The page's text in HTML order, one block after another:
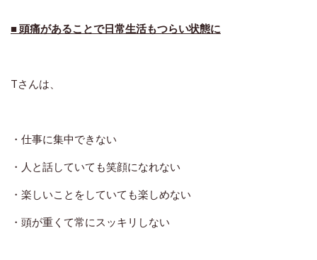
■ 頭痛があることで日常生活もつらい状態に
Tさんは、
・仕事に集中できない
・人と話していても笑顔になれない
・楽しいことをしていても楽しめない
・頭が重くて常にスッキリしない